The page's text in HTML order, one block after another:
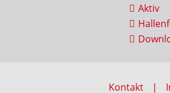
Aktiv
Kontakt